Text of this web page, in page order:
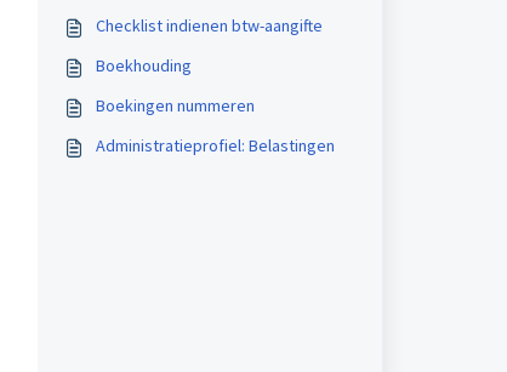
Checklist indienen btw-aangifte
Boekhouding
Boekingen nummeren
Administratieprofiel: Belastingen